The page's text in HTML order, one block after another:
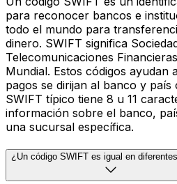
para reconocer bancos e
todo el mundo para
dinero. SWIFT significa
Telecomunicaciones
Mundial. Estos códigos ayudan
pagos se dirijan al banco y
SWIFT típico tiene 8 u 11
información sobre el banco,
una sucursal específica.
¿Un código SWIFT es igual en